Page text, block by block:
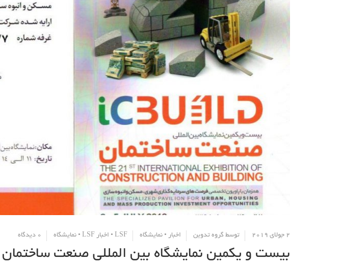
2 جولای 2019 توسط گروه تدوین اخبار • نمایشگاه LSF
• اخبار LSF • نمایشگاه 0 دیدگاه
بیست و یکمین نمایشگاه بین المللی صنعت ساختمان